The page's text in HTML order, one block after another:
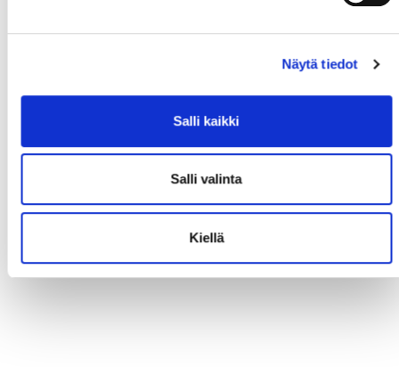
Näytä tiedot
Salli kaikki
Salli valinta
Kiellä